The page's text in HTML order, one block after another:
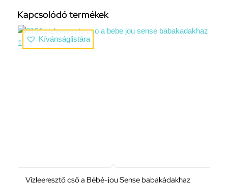
Kapcsolódó termékek
Kívánságlistára
Vízleeresztő cső a Bébé-jou Sense babakádakhaz